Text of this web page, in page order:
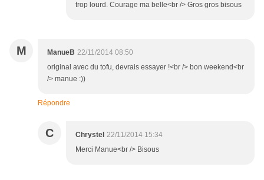
trop lourd. Courage ma belle<br /> Gros gros bisous
M ManueB 22/11/2014 08:50
original avec du tofu, devrais essayer !<br /> bon weekend<br
/> manue :))
Répondre
C Chrystel 22/11/2014 15:34
Merci Manue<br /> Bisous